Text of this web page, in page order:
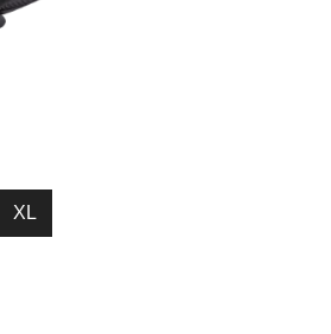
XL